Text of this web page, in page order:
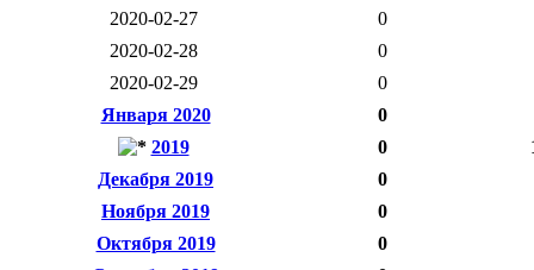
2020-02-27
0
2020-02-28
0
2020-02-29
0
Января 2020
0
2019
0
Декабря 2019
0
Ноября 2019
0
Октября 2019
0